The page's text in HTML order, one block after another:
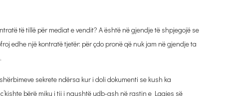
të tillë për mediat e vendit? A është në gjendje të shpjegojë se
edhe një kontratë tjetër: për çdo pronë që nuk jam në gjendje ta
sekrete ndërsa kur i doli dokumenti se kush ka
bërë miku i tij i ngushtë udb-ash në rastin e Lagjes së